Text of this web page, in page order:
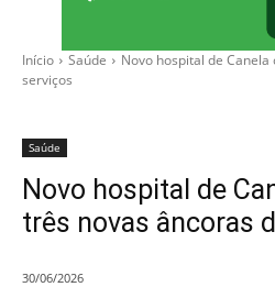
Início Saúde
Novo hospital de
serviços
Saúde
Novo hospital de
três novas âncoras
30/06/2026